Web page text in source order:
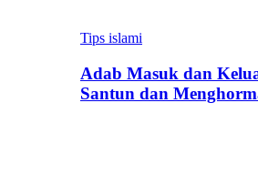
Tips islami
Adab Masuk dan
Santun dan